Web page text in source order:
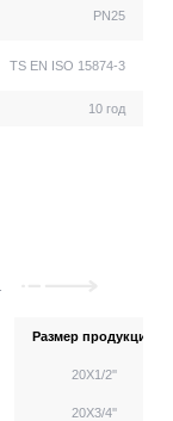
PN25
TS EN ISO 15874-3
10 год
Размер продукции
20X1/2''
20X3/4''